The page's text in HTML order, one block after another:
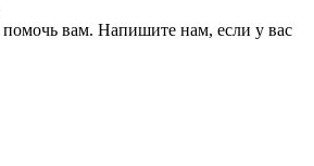
помочь вам. Напишите нам, если у вас